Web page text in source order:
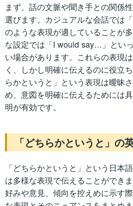
まず、話の文脈や聞き手との関係
選びます。カジュアルな会話では
のような表現が適していることが
な設定では「I would say…」とい
い場合があります。これらの表現
く、しかし明確に伝えるのに役立
らかというと」という表現は曖昧
め、意図を明確に伝えるためには
明が有効です。
「どちらかというと」の
「どちらかというと」という日本
は多様な表現で伝えることができ
好みや意見、傾向を控えめに示す